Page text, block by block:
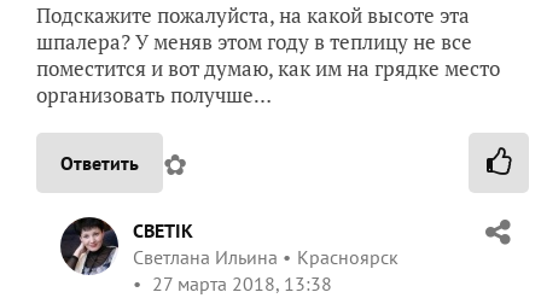
Подскажите пожалуйста, на какой высоте эта
шпалера? У меняв этом году в теплицу не все
поместится и вот думаю, как им на грядке место
организовать получше…
Ответить ✿
CBETIK
Светлана Ильина
Красноярск
27 марта 2018, 13:38